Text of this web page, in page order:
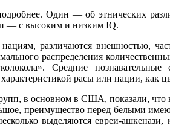
Один — об этнических
— с высоким и низким IQ.
различаются внешностью,
распределения
Средние
расы или нации, как
в основном в США, показали,
преимущество перед белыми
выделяются евреи-ашкенази,